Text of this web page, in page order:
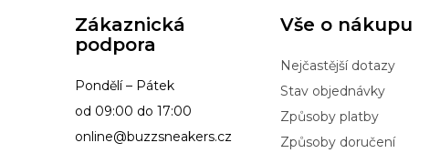
Zákaznická
podpora
Pondělí – Pátek
od 09:00 do 17:00
online@buzzsneakers.cz
Vše o nákupu
Nejčastější dotazy
Stav objednávky
Způsoby platby
Způsoby doručení